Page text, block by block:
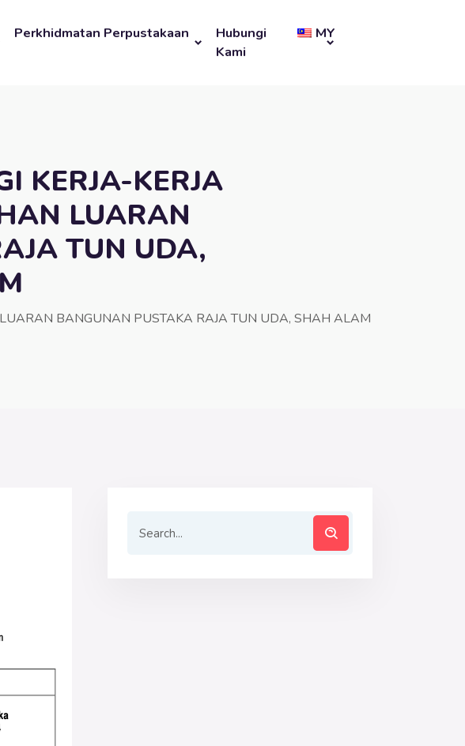
Perkhidmatan Perpustakaan
Hubungi
Kami
MY
KERJA-KERJA
LUARAN
TUN UDA,
BANGUNAN PUSTAKA RAJA TUN UDA, SHAH ALAM